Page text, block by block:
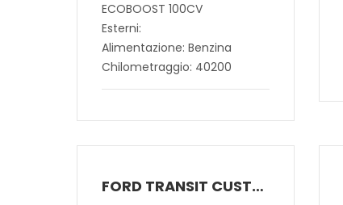
ECOBOOST 100CV
Esterni:
Alimentazione: Benzina
Chilometraggio: 40200
FORD TRANSIT CUSTOM